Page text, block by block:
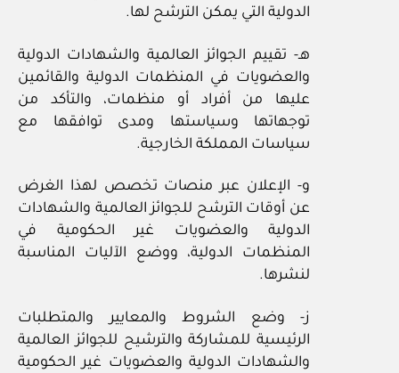
الدولية التي يمكن الترشح لها.
هـ- تقييم الجوائز العالمية والشهادات الدولية
والعضويات في المنظمات الدولية والقائمين
عليها من أفراد أو منظمات، والتأكد من
توجهاتها وسياستها ومدى توافقها مع
سياسات المملكة الخارجية.
و- الإعلان عبر منصات تخصص لهذا الغرض
عن أوقات الترشح للجوائز العالمية والشهادات
الدولية والعضويات غير الحكومية في
المنظمات الدولية، ووضع الآليات المناسبة
لنشرها.
ز- وضع الشروط والمعايير والمتطلبات
الرئيسية للمشاركة والترشيح للجوائز العالمية
والشهادات الدولية والعضويات غير الحكومية